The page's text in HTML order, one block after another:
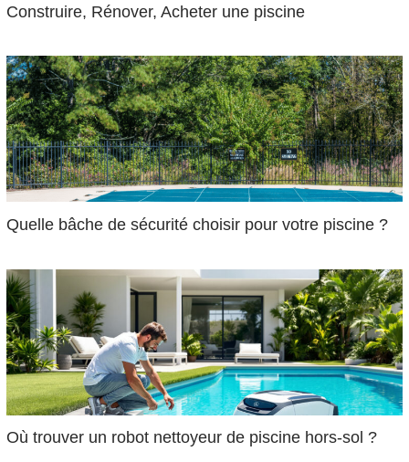
Construire, Rénover, Acheter une piscine
Quelle bâche de sécurité choisir pour votre piscine ?
Où trouver un robot nettoyeur de piscine hors-sol ?